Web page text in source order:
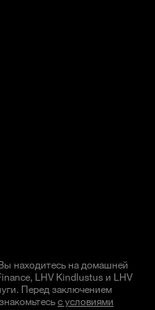
находитесь на домашней
LHV Kindlustus и LHV
Перед заключением
с условиями